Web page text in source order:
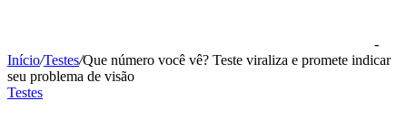
-
Início/Testes/Que número você vê? Teste viraliza e promete indicar
seu problema de visão
Testes